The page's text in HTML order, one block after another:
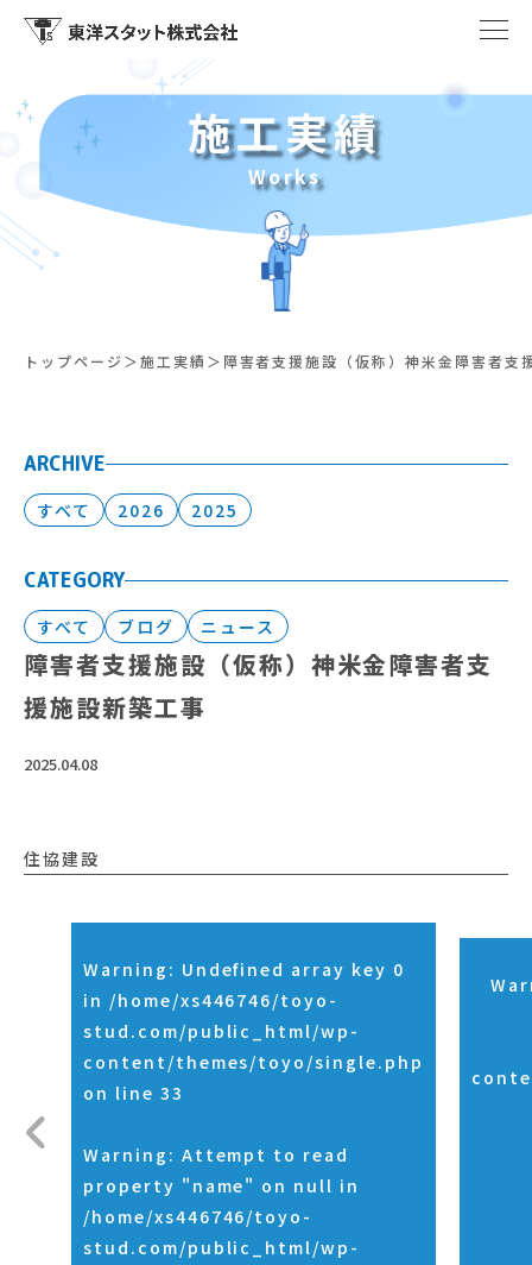
施工実績
Works
トップページ 施工実績 障害者支援施設（仮称）神米金障害者支
ARCHIVE
すべて 2026 2025
CATEGORY
すべて ブログ ニュース
障害者支援施設（仮称）神米金障害者支
援施設新築工事
2025.04.08
住協建設
Warning : Undefined array key 0
in /home/xs446746/toyo-
stud.com/public_html/wp-
content/themes/toyo/single.php
on line 33
Warning : Attempt to read
property "name" on null in
/home/xs446746/toyo-
stud.com/public_html/wp-